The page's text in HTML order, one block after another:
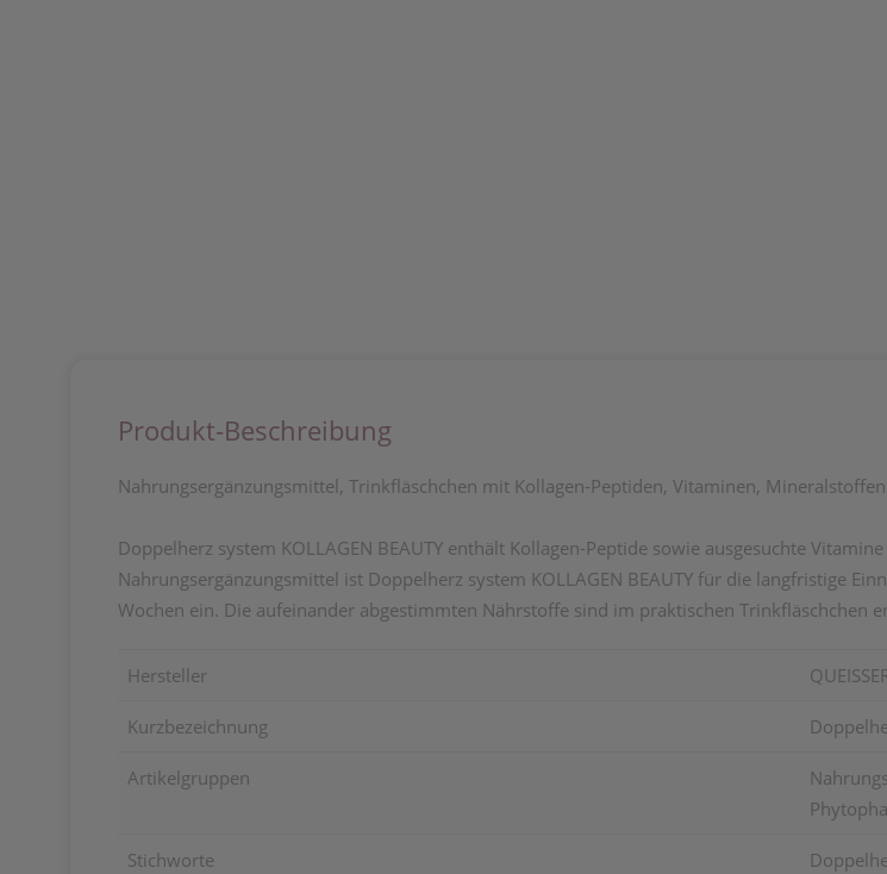
Produkt-Beschreibung
Nahrungsergänzungsmittel, Trinkfläschchen mit Kollagen-Peptiden, Vitaminen,
Doppelherz system KOLLAGEN BEAUTY enthält Kollagen-Peptide sowie ausgesuchte
Nahrungsergänzungsmittel ist Doppelherz system KOLLAGEN BEAUTY für die langfristige
Wochen ein. Die aufeinander abgestimmten Nährstoffe sind im praktischen
Hersteller
Kurzbezeichnung
Artikelgruppen
Stichworte